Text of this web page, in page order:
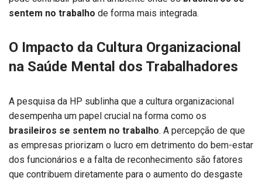
sentem no trabalho de forma mais integrada.
O Impacto da Cultura Organizacional
na Saúde Mental dos Trabalhadores
A pesquisa da HP sublinha que a cultura organizacional
desempenha um papel crucial na forma como os
brasileiros se sentem no trabalho. A percepção de que
as empresas priorizam o lucro em detrimento do bem-estar
dos funcionários e a falta de reconhecimento são fatores
que contribuem diretamente para o aumento do desgaste